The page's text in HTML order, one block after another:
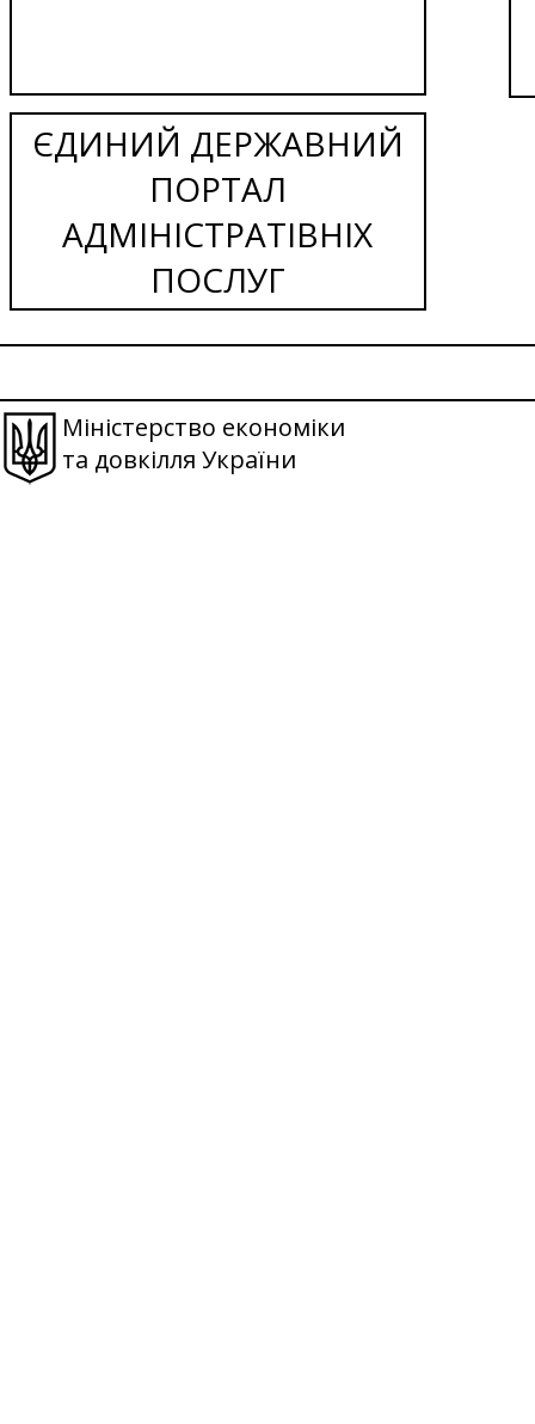
ЄДИНИЙ ДЕРЖАВНИЙ
ПОРТАЛ
АДМІНІСТРАТІВНІХ
ПОСЛУГ
Міністерство економіки
та довкілля України